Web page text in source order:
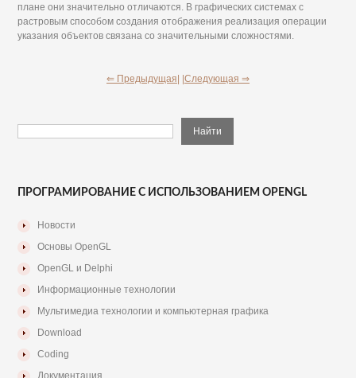
плане они значительно отличаются. В графических системах с
растровым способом создания отображения реализация операции
указания объектов связана со значительными сложностями.
⇐ Предыдущая| |Следующая ⇒
ПРОГРАМИРОВАНИЕ С ИСПОЛЬЗОВАНИЕМ OPENGL
Новости
Основы OpenGL
OpenGL и Delphi
Информационные технологии
Мультимедиа технологии и компьютерная графика
Download
Coding
Документация